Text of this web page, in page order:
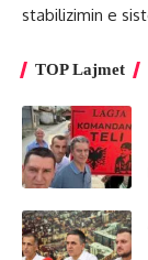
stabilizimin e
TOP Lajmet